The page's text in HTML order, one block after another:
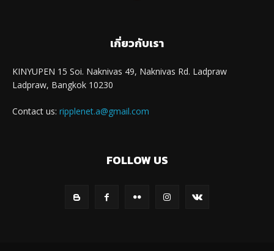
เกี่ยวกับเรา
KINYUPEN 15 Soi. Naknivas 49, Naknivas Rd. Ladpraw
Ladpraw, Bangkok 10230
Contact us: ripplenet.a@gmail.com
FOLLOW US